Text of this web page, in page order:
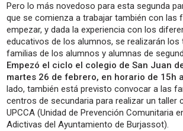
Pero lo más novedoso para esta segunda
que se comienza a trabajar también con las
empezar, y dada la experiencia con los
educativos de los alumnos, se realizarán los
familias de los alumnos y alumnas de
Empezó el ciclo el colegio de San Juan
martes 26 de febrero, en horario de 15h
lado, también está previsto convocar a las
centros de secundaria para realizar un taller
UPCCA (Unidad de Prevención Comunitaria
Adictivas del Ayuntamiento de Burjassot).